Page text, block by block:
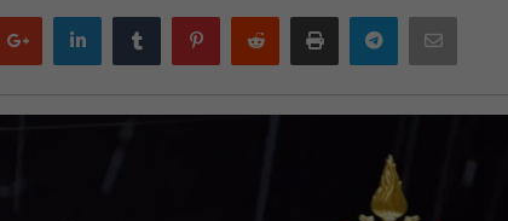
Google
plus
LinkedIn Tumblr PinterestReddit Print Telegram